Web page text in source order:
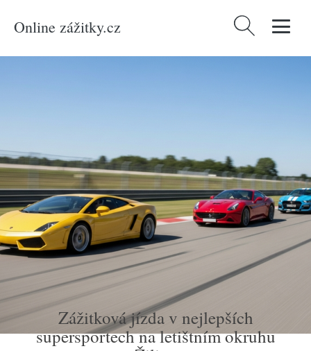
Online zážitky.cz Vyhledávání
Zážitková jízda v nejlepších
supersportech na letištním okruhu